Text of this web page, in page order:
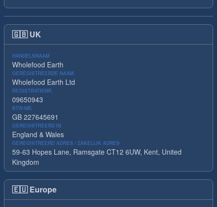
🇬🇧 UK
HANDELSNAAM
Wholefood Earth
GEREGISTREERDE NAAM
Wholefood Earth Ltd
REGISTRATIENR.
09650943
BTW-NR.
GB 227645691
GEREGISTREERD IN
England & Wales
GEREGISTREERD ADRES / ZAKELIJK ADRES
59-63 Hopes Lane, Ramsgate CT12 6UW, Kent, United
Kingdom
🇪🇺 Europe